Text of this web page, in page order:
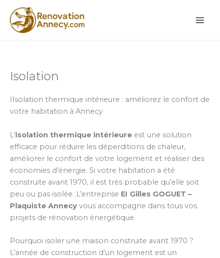
contenu
Isolation
IIsolation thermique intérieure : améliorez le confort de
votre habitation à Annecy
L’isolation thermique intérieure est une solution
efficace pour réduire les déperditions de chaleur,
améliorer le confort de votre logement et réaliser des
économies d’énergie. Si votre habitation a été
construite avant 1970, il est très probable qu’elle soit
peu ou pas isolée. L’entreprise EI Gilles GOGUET –
Plaquiste Annecy vous accompagne dans tous vos
projets de rénovation énergétique.
Pourquoi isoler une maison construite avant 1970 ?
L’année de construction d’un logement est un